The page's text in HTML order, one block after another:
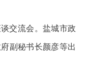
交流会。盐城市政
副秘书长颜彦等出